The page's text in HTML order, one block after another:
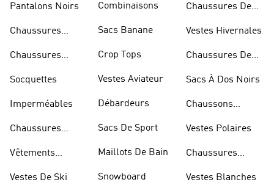
Pantalons Noirs
Chaussures
Chaussures
Socquettes
Imperméables
Chaussures
Vêtements
Vestes De Ski
Combinaisons
Sacs Banane
Crop Tops
Vestes Aviateur
Débardeurs
Sacs De Sport
Maillots De Bain
Snowboard
Chaussures De
Vestes Hivernales
Chaussures De
Sacs À Dos Noirs
Chaussons
Vestes Polaires
Chaussures
Vestes Blanches